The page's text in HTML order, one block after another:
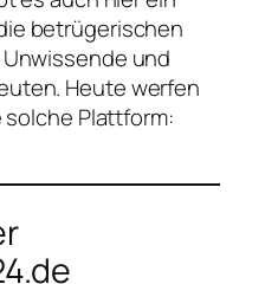
betrügerischen
und
Heute werfen
solche Plattform: